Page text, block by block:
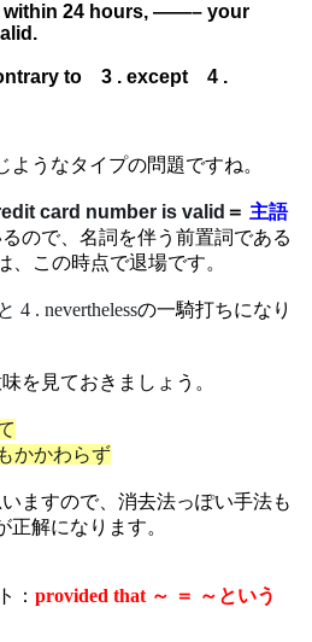
within 24 hours, ——– your
to 3 . except 4 .
ようなタイプの問題ですね。
card number is valid ＝ 主語
ので、名詞を伴う前置詞である
、この時点で退場です。
4 . neverthelessの一騎打ちになり
を見ておきましょう。
かかわらず
ますので、消去法っぽい手法も
正解になります。
： provided that ～ ＝ ～という